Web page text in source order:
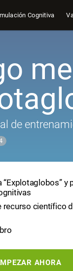
Cognitiva
de
“Explotaglobos” y
recurso científico
AHORA